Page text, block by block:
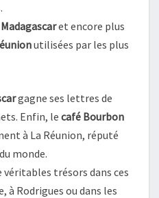
et encore plus
utilisées par les plus
gagne ses lettres de
Enfin, le café Bourbon
à La Réunion, réputé
monde.
trésors dans ces
à Rodrigues ou dans les